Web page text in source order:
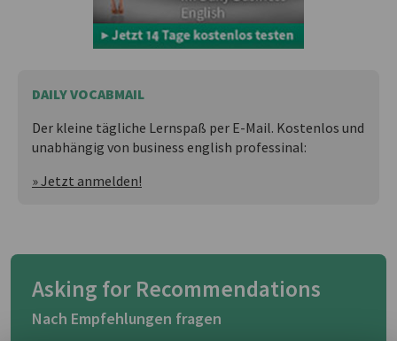
DAILY VOCABMAIL
Der kleine tägliche Lernspaß per E-Mail. Kostenlos und
unabhängig von business english professinal:
» Jetzt anmelden!
Asking for Recommendations
Nach Empfehlungen fragen